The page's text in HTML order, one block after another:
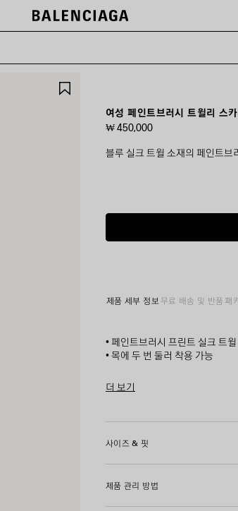
여성 페인트브러시 트윌리 스
₩ 450,000
블루 실크 트윌 소재의 페인트브
블
제품 세부 정보 무료 배송 및 반품 패
• 페인트브러시 프린트 실크 트윌
• 목에 두 번 둘러 착용 가능
• 제조국: 이탈리아
주소재: 100% 실크
더 보기
사이즈 & 핏
제품 관리 방법